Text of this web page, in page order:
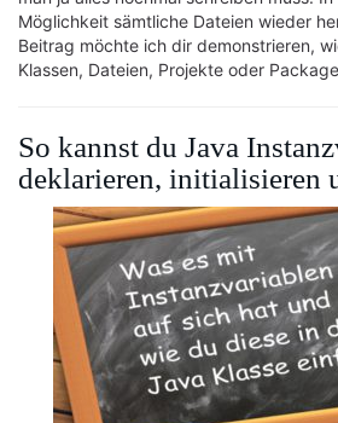
Möglichkeit sämtliche Dateien wieder
Beitrag möchte ich dir demonstrieren,
Klassen, Dateien, Projekte oder
So kannst du Java
deklarieren, initialisieren